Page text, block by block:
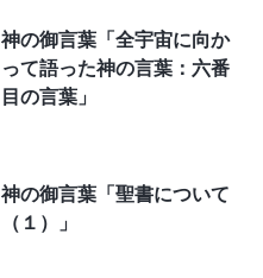
神の御言葉「全宇宙に向か
って語った神の言葉：六番
目の言葉」
神の御言葉「聖書について
（１）」